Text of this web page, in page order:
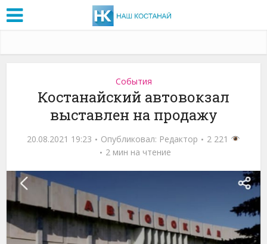
События
Костанайский автовокзал
выставлен на продажу
20.08.2021 19:23 Опубликовал: Редактор
2 221
2 мин на чтение